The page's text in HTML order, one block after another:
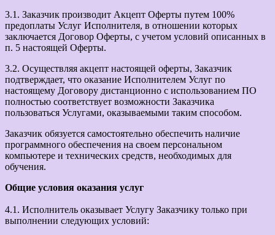
3.1. Заказчик производит Акцепт Оферты путем 100%
предоплаты Услуг Исполнителя, в отношении которых
заключается Договор Оферты, с учетом условий описанных в
п. 5 настоящей Оферты.
3.2. Осуществляя акцепт настоящей оферты, Заказчик
подтверждает, что оказание Исполнителем Услуг по
настоящему Договору дистанционно с использованием ПО
полностью соответствует возможности Заказчика
пользоваться Услугами, оказываемыми таким способом.
Заказчик обязуется самостоятельно обеспечить наличие
программного обеспечения на своем персональном
компьютере и технических средств, необходимых для
обучения.
Общие условия оказания услуг
4.1. Исполнитель оказывает Услугу Заказчику только при
выполнении следующих условий: